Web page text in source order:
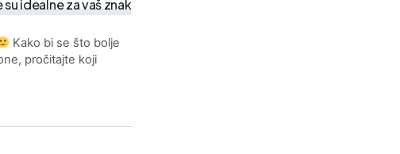
idealne za vaš znak
Kako bi se što bolje
pročitajte koji